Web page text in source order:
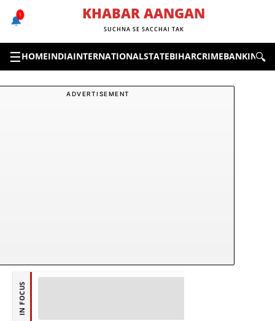
Skip
content
🔔
1 KHABAR AANGAN
SUCHNA SE SACCHAI TAK
☰HOMEINDIAINTERNATIONALSTATEBIHARCRIMEBANKING &
🔍
ADVERTISEMENT
IN FOCUS